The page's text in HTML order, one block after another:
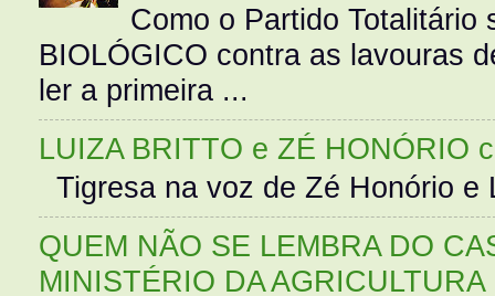
Como o Partido Totalitário
BIOLÓGICO contra as lavouras
ler a primeira ...
LUIZA BRITTO e ZÉ HONÓRIO
Tigresa na voz de Zé Honório
QUEM NÃO SE LEMBRA DO
MINISTÉRIO DA AGRICULTURA